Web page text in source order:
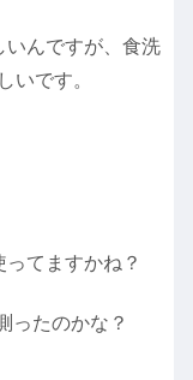
いんですが、食洗
いです。
ってますかね？
ったのかな？